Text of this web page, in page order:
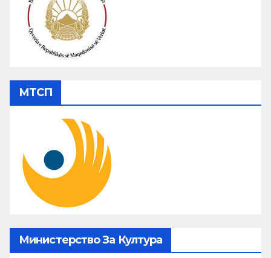
МТСП
Министерство За Култура